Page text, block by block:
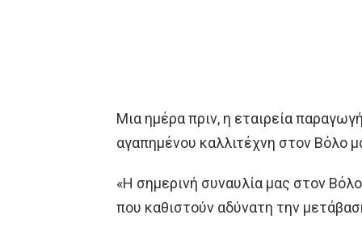
Μια ημέρα πριν, η εταιρεία
αγαπημένου καλλιτέχνη στον Βόλο
«Η σημερινή συναυλία μας στον
που καθιστούν αδύνατη την